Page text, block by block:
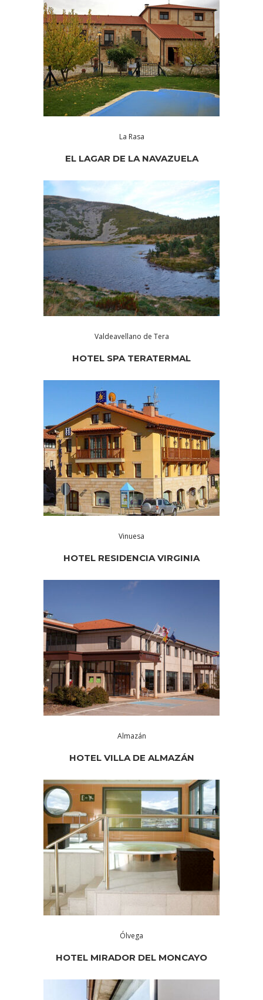
La Rasa
EL LAGAR DE LA NAVAZUELA
Valdeavellano de Tera
HOTEL SPA TERATERMAL
Vinuesa
HOTEL RESIDENCIA VIRGINIA
Almazán
HOTEL VILLA DE ALMAZÁN
Ólvega
HOTEL MIRADOR DEL MONCAYO